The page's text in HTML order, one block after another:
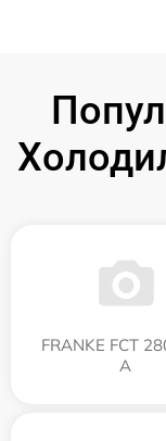
FRANKE FCT
A